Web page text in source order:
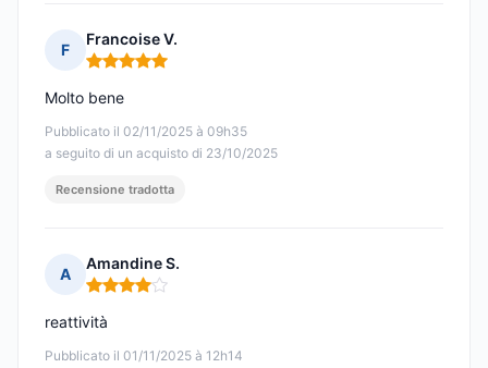
F
Francoise V.
Nota: 5 su 5
Pubblicato il 02/11/2025 à 09h35
a seguito di un acquisto di 23/10/2025
Molto bene
Recensione tradotta
A
Amandine S.
Nota: 4 su 5
Pubblicato il 01/11/2025 à 12h14
reattività